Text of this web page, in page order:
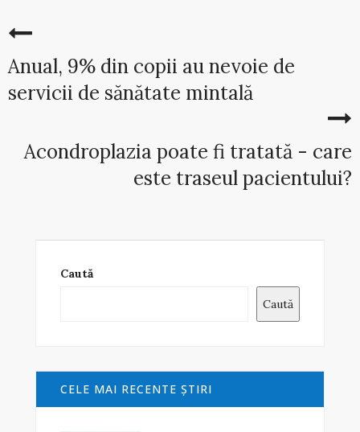
Anual, 9% din copii au nevoie de
servicii de sănătate mintală
Acondroplazia poate fi tratată - care
este traseul pacientului?
Caută
Caută
CELE MAI RECENTE ŞTIRI